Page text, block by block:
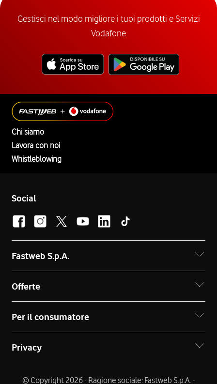
Gestisci nel modo migliore i tuoi prodotti e Servizi
Vodafone
Chi siamo
Lavora con noi
Whistleblowing
Social
Fastweb S.p.A.
Offerte
Per il consumatore
Privacy
© Copyright 2026 - Ragione sociale: Fastweb S.p.A. -